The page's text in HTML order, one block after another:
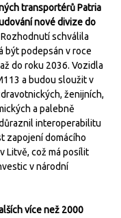
transportérů Patria
nové divize do
schválila
být podepsán v roce
do roku 2036. Vozidla
a budou sloužit v
ženijních,
a palebně
interoperabilitu
zapojení domácího
Litvě, což má posílit
v národní
více než 2000